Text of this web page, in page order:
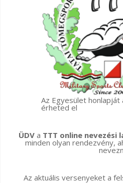
Az Egyesület
érheted el
ÜDV a TTT online nevezési
minden olyan rendezvény,
Az aktuális versenyeket a